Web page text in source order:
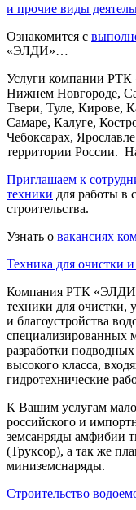
и прочие виды
Ознакомится с
«ЭЛДИ»…
Услуги компании РТК
Нижнем Новгороде,
Твери, Туле, Кирове,
Самаре, Калуге,
Чебоксарах,
территории России.
Приглашаем к
техники для работы в
строительства.
Узнать о вакансиях
Техника для очистки
Компания РТК
техники для очистки,
и благоустройства
специализированных
разработки
высокого класса,
гидротехнические
К Вашим услугам
российского и
земсанряды амфибии
(Труксор), а так же
миниземснаряды.
Строительство